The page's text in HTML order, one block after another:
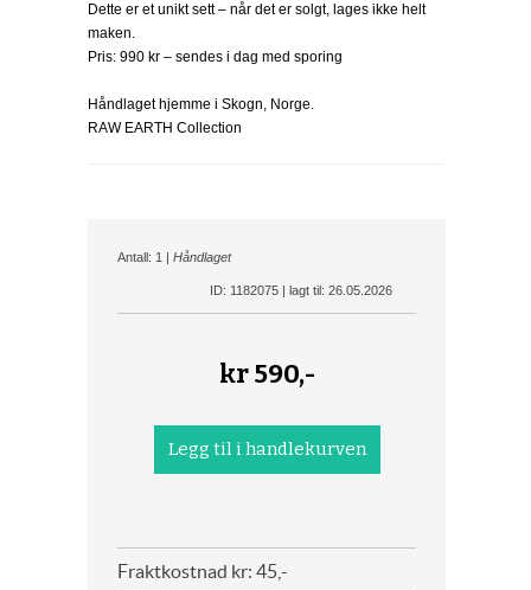
Dette er et unikt sett – når det er solgt, lages ikke helt
maken.
Pris: 990 kr – sendes i dag med sporing
Håndlaget hjemme i Skogn, Norge.
RAW EARTH Collection
Antall: 1 | Håndlaget
ID: 1182075 | lagt til: 26.05.2026
kr590,-
Fraktkostnad kr: 45,-